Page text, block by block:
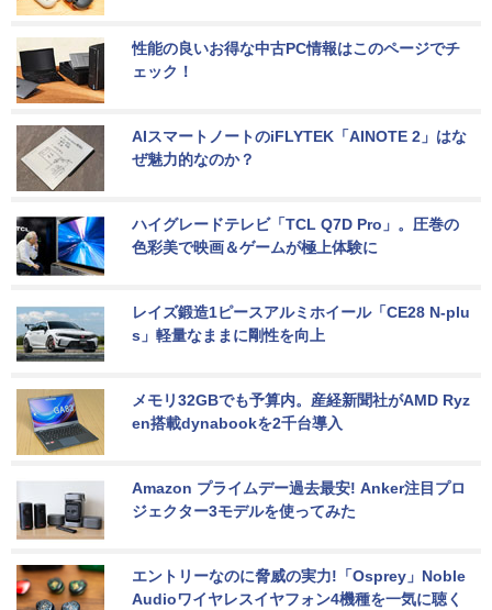
性能の良いお得な中古PC情報はこのページでチ
ェック！
AIスマートノートのiFLYTEK「AINOTE 2」はな
ぜ魅力的なのか？
ハイグレードテレビ「TCL Q7D Pro」。圧巻の
色彩美で映画＆ゲームが極上体験に
レイズ鍛造1ピースアルミホイール「CE28 N-plu
s」軽量なままに剛性を向上
メモリ32GBでも予算内。産経新聞社がAMD Ryz
en搭載dynabookを2千台導入
Amazon プライムデー過去最安! Anker注目プロ
ジェクター3モデルを使ってみた
エントリーなのに脅威の実力!「Osprey」Noble
Audioワイヤレスイヤフォン4機種を一気に聴く